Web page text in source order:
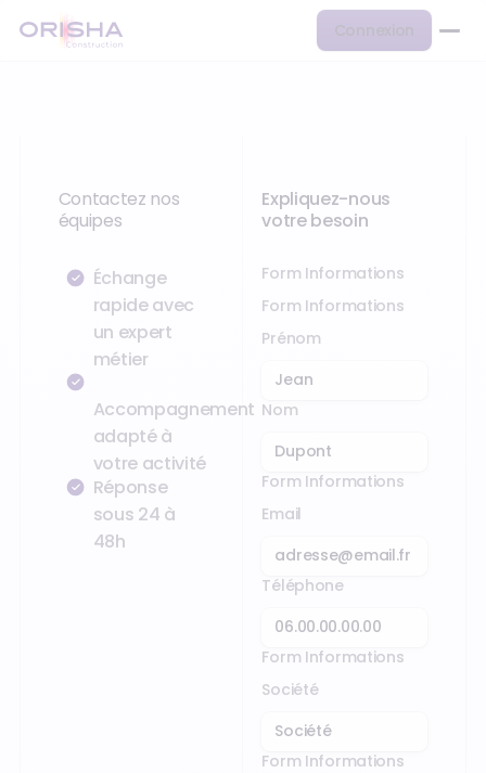
Connexion
Contactez nos
équipes
Échange
rapide avec
un expert
métier
Accompagnement
adapté à
votre activité
Réponse
sous 24 à
48h
Expliquez-nous
votre besoin
Form Informations
Form Informations
Prénom
Nom
Form Informations
Email
Téléphone
Form Informations
Société
Form Informations